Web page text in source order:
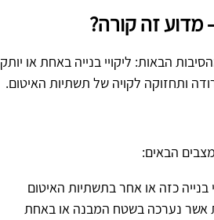
זה קורה?
הבאות: ליקויי בנייה באחת או יותק
ותחזוקה לקויה של תשתיות האיטום.
הבאים:
בנייה כזה או אחר בתשתיות האיטום
אשר נערכה בשטח המבנה או באחת